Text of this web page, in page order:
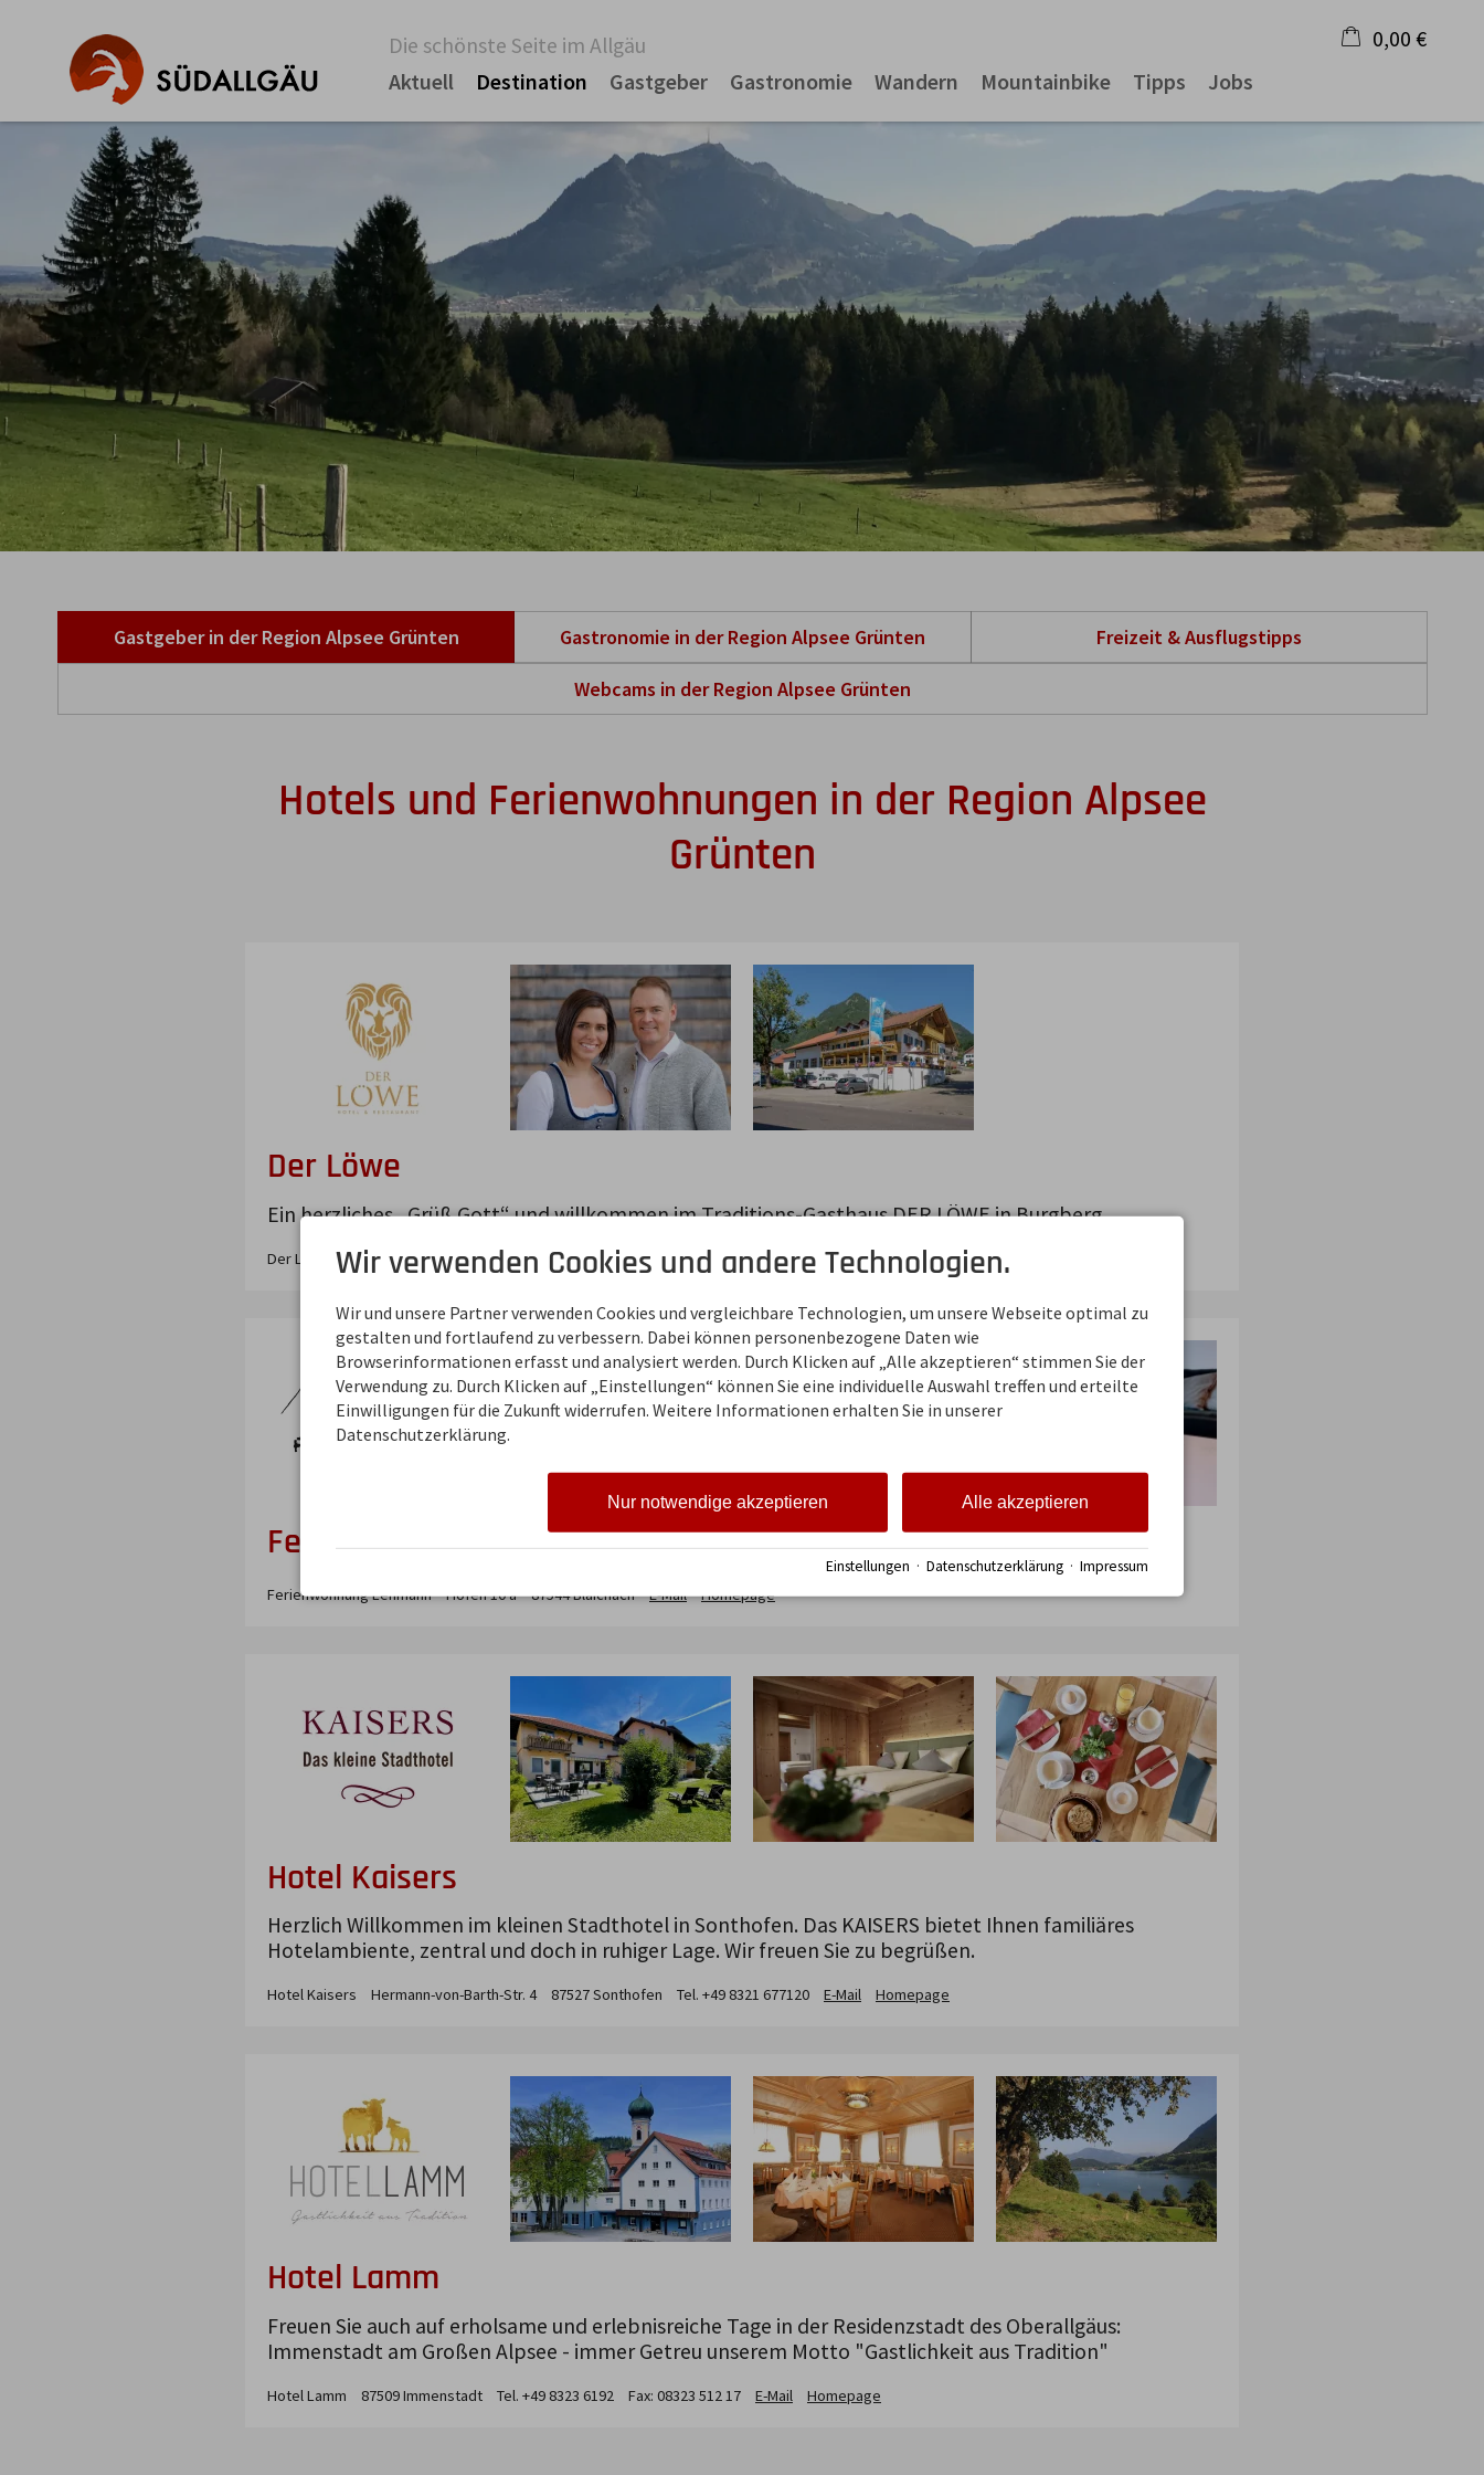
Die schönste Seite im Allgäu
Aktuell
Destination Gastgeber Gastronomie Wandern Mountainbike Tipps Jobs
0,00 €
Warenkorb ist leer
Gastgeber in der Region Alpsee Grünten Gastronomie in der Region Alpsee Grünten Freizeit & Ausflugstipps
Webcams in der Region Alpsee Grünten
Hotels und Ferienwohnungen in der Region Alpsee
Grünten
Der Löwe
Ein herzliches „Grüß Gott“ und willkommen im Traditions-Gasthaus DER LÖWE in Burgberg.
Der Löwe Grüntenstr. 1 87545 Burgberg Tel. +49 8321 2766343 E-Mail Homepage
Ferienwohnung Lehmann
Ferienwohnung Lehmann Hofen10 a 87544Blaichach E-Mail Homepage
Hotel Kaisers
Herzlich Willkommen im kleinen Stadthotel in Sonthofen. Das KAISERS bietet Ihnen familiäres
Hotelambiente, zentral und doch in ruhiger Lage. Wir freuen Sie zu begrüßen.
Hotel Kaisers Hermann-von-Barth-Str. 4 87527Sonthofen Tel. +49 8321 677120 E-Mail Homepage
Hotel Lamm
Freuen Sie auch auf erholsame und erlebnisreiche Tage in der Residenzstadt des Oberallgäus:
Immenstadt am Großen Alpsee - immer Getreu unserem Motto "Gastlichkeit aus Tradition"
Hotel Lamm 87509Immenstadt Tel. +49 8323 6192 Fax: 08323 512 17 E-Mail Homepage
Wir verwenden Cookies und andere Technologien.
Wir und unsere Partner verwenden Cookies und vergleichbare Technologien, um unsere Webseite optimal zu
gestalten und fortlaufend zu verbessern. Dabei können personenbezogene Daten wie
Browserinformationen erfasst und analysiert werden. Durch Klicken auf „Alle akzeptieren“ stimmen Sie der
Verwendung zu. Durch Klicken auf „Einstellungen“ können Sie eine individuelle Auswahl treffen und erteilte
Einwilligungen für die Zukunft widerrufen. Weitere Informationen erhalten Sie in unserer
Datenschutzerklärung.
Alle akzeptieren
Nur notwendige akzeptieren
Einstellungen · Datenschutzerklärung · Impressum